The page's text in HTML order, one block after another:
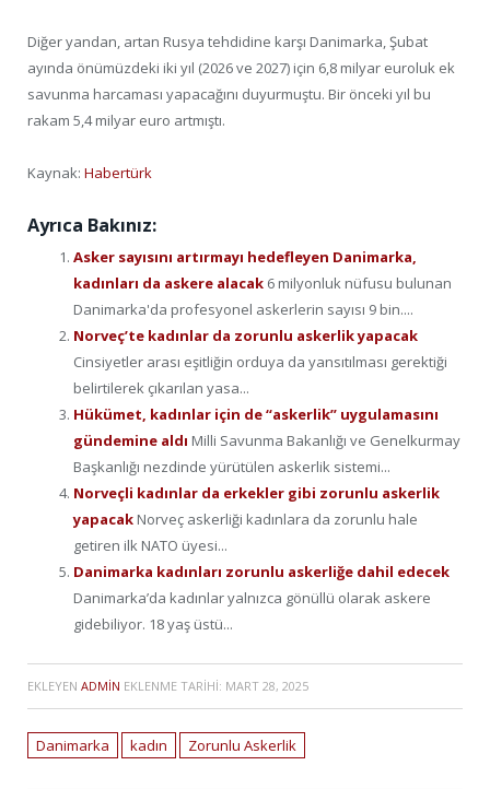
Diğer yandan, artan Rusya tehdidine karşı Danimarka, Şubat
ayında önümüzdeki iki yıl (2026 ve 2027) için 6,8 milyar euroluk ek
savunma harcaması yapacağını duyurmuştu. Bir önceki yıl bu
rakam 5,4 milyar euro artmıştı.
Kaynak: Habertürk
Ayrıca Bakınız:
Asker sayısını artırmayı hedefleyen Danimarka,
kadınları da askere alacak 6 milyonluk nüfusu bulunan
Danimarka'da profesyonel askerlerin sayısı 9 bin....
Norveç’te kadınlar da zorunlu askerlik yapacak
Cinsiyetler arası eşitliğin orduya da yansıtılması gerektiği
belirtilerek çıkarılan yasa...
Hükümet, kadınlar için de “askerlik” uygulamasını
gündemine aldı Milli Savunma Bakanlığı ve Genelkurmay
Başkanlığı nezdinde yürütülen askerlik sistemi...
Norveçli kadınlar da erkekler gibi zorunlu askerlik
yapacak Norveç askerliği kadınlara da zorunlu hale
getiren ilk NATO üyesi...
Danimarka kadınları zorunlu askerliğe dahil edecek
Danimarka’da kadınlar yalnızca gönüllü olarak askere
gidebiliyor. 18 yaş üstü...
EKLEYEN ADMIN EKLENME TARIHI: MART 28, 2025
Danimarka kadın Zorunlu Askerlik